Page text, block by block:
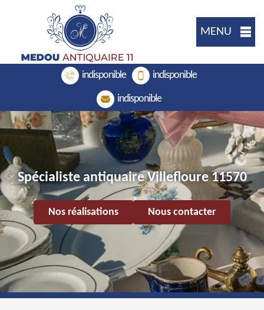
MENU
indisponible indisponible
indisponible
Spécialiste antiquaire Villefloure 11570
Nos réalisations Nous contacter